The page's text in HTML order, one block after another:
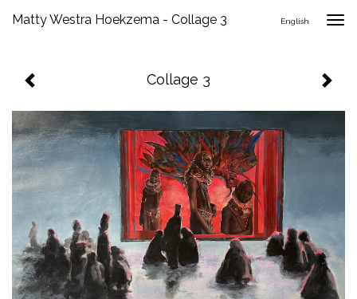
Matty Westra Hoekzema - Collage 3 English
Collage 3